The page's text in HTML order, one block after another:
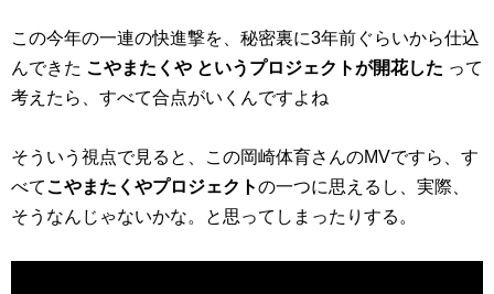
この今年の一連の快進撃を、秘密裏に3年前ぐらいから仕込
んできた こやまたくや というプロジェクトが開花した って
考えたら、すべて合点がいくんですよね
そういう視点で見ると、この岡崎体育さんのMVですら、す
べてこやまたくやプロジェクトの一つに思えるし、実際、
そうなんじゃないかな。と思ってしまったりする。